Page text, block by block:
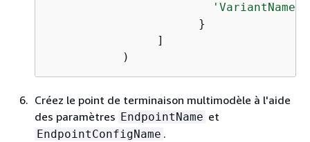
'VariantName'
                      }
                ]
           )
Créez le point de terminaison multimodèle à l'aide
des paramètres EndpointName et
EndpointConfigName .